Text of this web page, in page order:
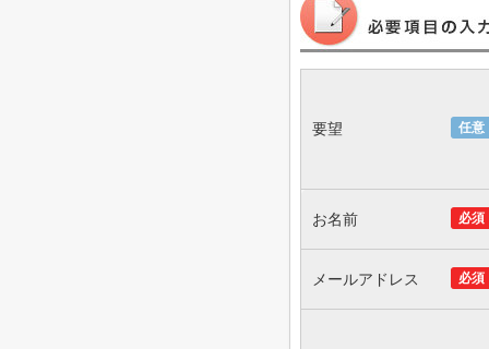
任意
要望
必須
お名前
必須
メールアドレス